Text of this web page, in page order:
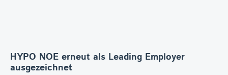
HYPO NOE erneut als Leading Employer
ausgezeichnet